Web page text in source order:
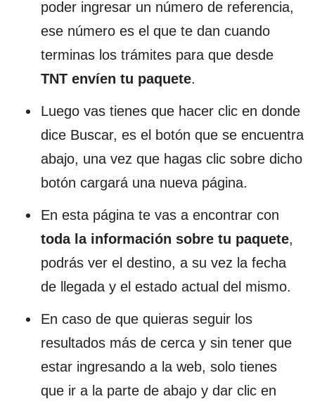
poder ingresar un número de referencia,
ese número es el que te dan cuando
terminas los trámites para que desde
TNT envíen tu paquete.
Luego vas tienes que hacer clic en donde
dice Buscar, es el botón que se encuentra
abajo, una vez que hagas clic sobre dicho
botón cargará una nueva página.
En esta página te vas a encontrar con
toda la información sobre tu paquete,
podrás ver el destino, a su vez la fecha
de llegada y el estado actual del mismo.
En caso de que quieras seguir los
resultados más de cerca y sin tener que
estar ingresando a la web, solo tienes
que ir a la parte de abajo y dar clic en